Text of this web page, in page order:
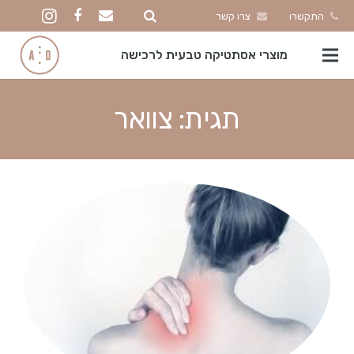
התקשרו צרו קשר
מוצרי אסתטיקה טבעית לרכישה
תגית: צוואר